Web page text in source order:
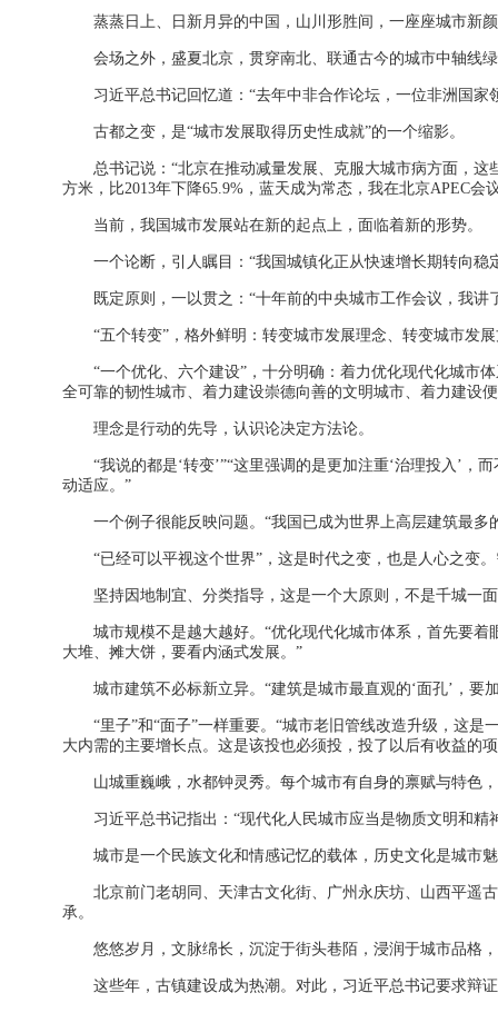
蒸蒸日上、日新月异的中国，山川形胜间，一座座城市新
会场之外，盛夏北京，贯穿南北、联通古今的城市中轴线
习近平总书记回忆道：“去年中非合作论坛，一位非洲国
古都之变，是“城市发展取得历史性成就”的一个缩影。
总书记说：“北京在推动减量发展、克服大城市病方面，
方米，比2013年下降65.9%，蓝天成为常态，我在北京APEC会
当前，我国城市发展站在新的起点上，面临着新的形势。
一个论断，引人瞩目：“我国城镇化正从快速增长期转向
既定原则，一以贯之：“十年前的中央城市工作会议，我
“五个转变”，格外鲜明：转变城市发展理念、转变城市发
“一个优化、六个建设”，十分明确：着力优化现代化城市
全可靠的韧性城市、着力建设崇德向善的文明城市、着力建设
理念是行动的先导，认识论决定方法论。
“我说的都是‘转变’”“这里强调的是更加注重‘治理投入’
动适应。”
一个例子很能反映问题。“我国已成为世界上高层建筑最
“已经可以平视这个世界”，这是时代之变，也是人心之变
坚持因地制宜、分类指导，这是一个大原则，不是千城一
城市规模不是越大越好。“优化现代化城市体系，首先要
大堆、摊大饼，要看内涵式发展。”
城市建筑不必标新立异。“建筑是城市最直观的‘面孔’，
“里子”和“面子”一样重要。“城市老旧管线改造升级，这
大内需的主要增长点。这是该投也必须投，投了以后有收益的
山城重巍峨，水都钟灵秀。每个城市有自身的禀赋与特色
习近平总书记指出：“现代化人民城市应当是物质文明和
城市是一个民族文化和情感记忆的载体，历史文化是城市
北京前门老胡同、天津古文化街、广州永庆坊、山西平
承。
悠悠岁月，文脉绵长，沉淀于街头巷陌，浸润于城市品格
这些年，古镇建设成为热潮。对此，习近平总书记要求辩